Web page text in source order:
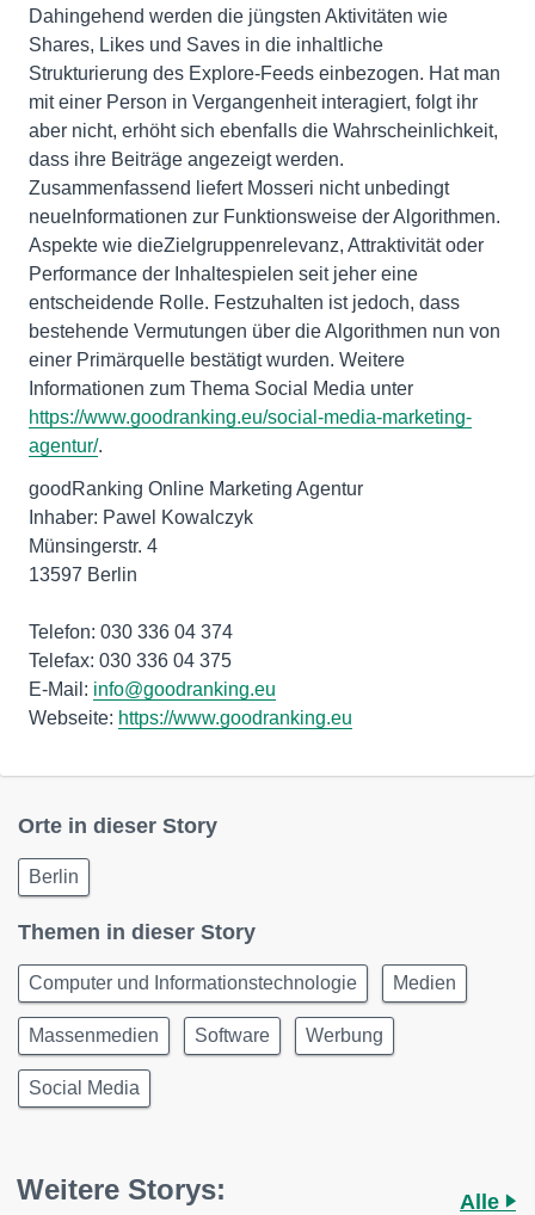
Dahingehend werden die jüngsten Aktivitäten wie
Shares, Likes und Saves in die inhaltliche
Strukturierung des Explore-Feeds einbezogen. Hat man
mit einer Person in Vergangenheit interagiert, folgt ihr
aber nicht, erhöht sich ebenfalls die Wahrscheinlichkeit,
dass ihre Beiträge angezeigt werden.
Zusammenfassend liefert Mosseri nicht unbedingt
neueInformationen zur Funktionsweise der Algorithmen.
Aspekte wie dieZielgruppenrelevanz, Attraktivität oder
Performance der Inhaltespielen seit jeher eine
entscheidende Rolle. Festzuhalten ist jedoch, dass
bestehende Vermutungen über die Algorithmen nun von
einer Primärquelle bestätigt wurden. Weitere
Informationen zum Thema Social Media unter
https://www.goodranking.eu/social-media-marketing-
agentur/.
goodRanking Online Marketing Agentur
Inhaber: Pawel Kowalczyk
Münsingerstr. 4
13597 Berlin
Telefon: 030 336 04 374
Telefax: 030 336 04 375
E-Mail: info@goodranking.eu
Webseite: https://www.goodranking.eu
Orte in dieser Story
Berlin
Themen in dieser Story
Computer und Informationstechnologie Medien
Massenmedien Software Werbung
Social Media
Weitere Storys:
Alle